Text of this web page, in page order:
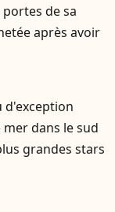
de sa
après avoir
d'exception
dans le sud
grandes stars